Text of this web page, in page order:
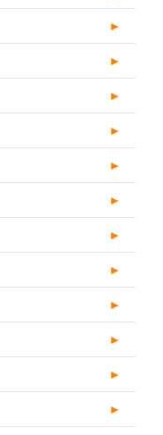
►
►
►
►
►
►
►
►
►
►
►
►